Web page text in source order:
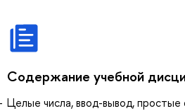
Содержание учебной
Целые числа, ввод-вывод,